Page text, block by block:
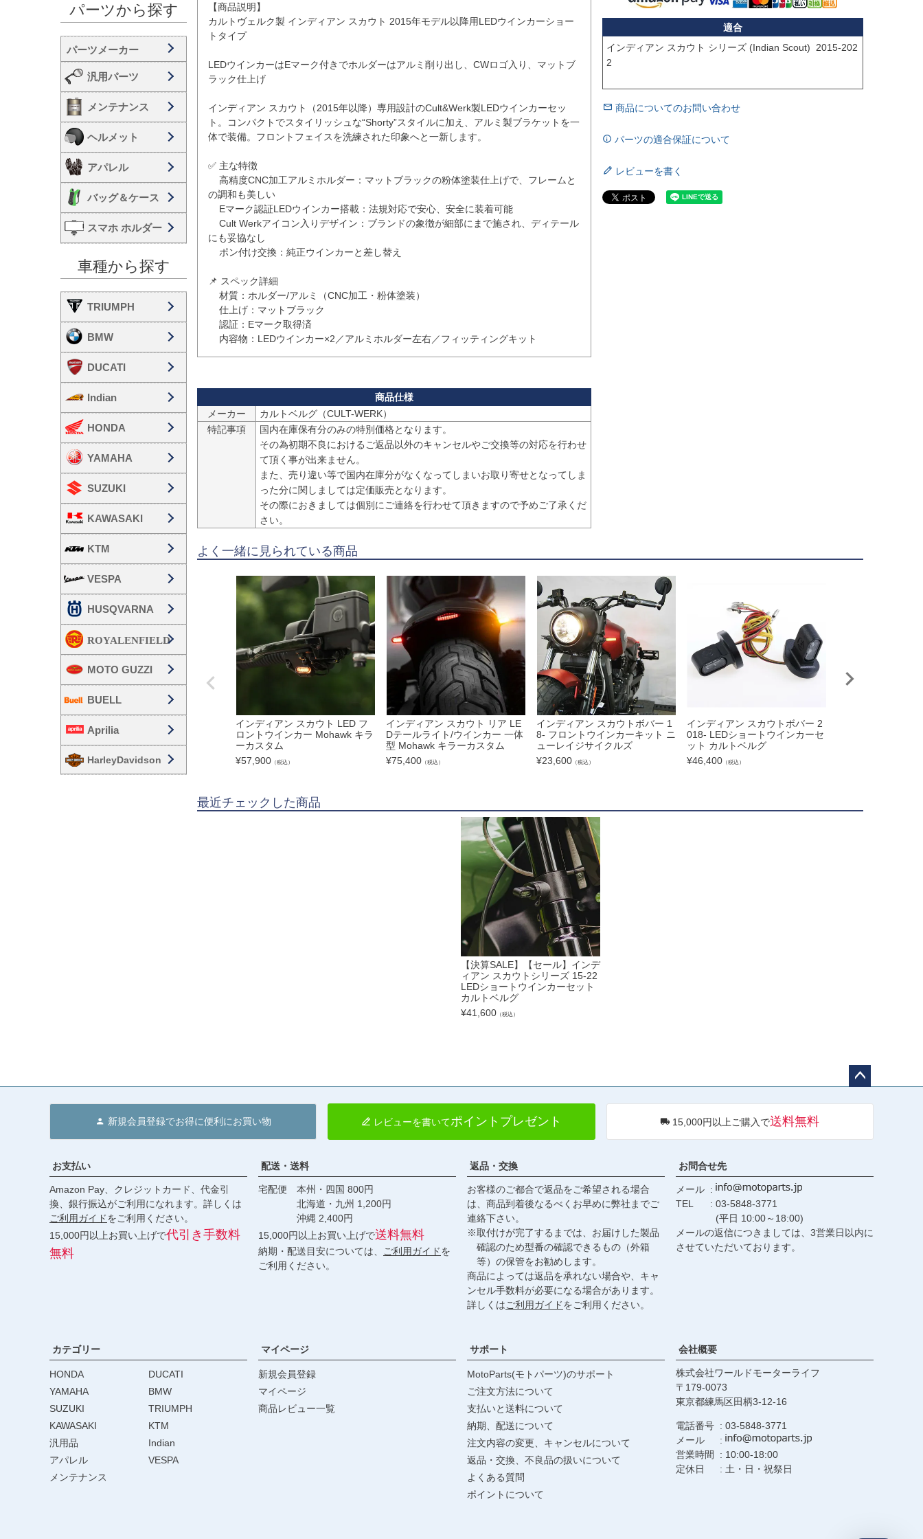
パーツから探す
汎用パーツ
メンテナンス
ヘルメット
アパレル
バッグ＆ケース
スマホ ホルダー
車種から探す
TRIUMPH
BMW
DUCATI
Indian
HONDA
YAMAHA
SUZUKI
KAWASAKI
KTM
VESPA
HUSQVARNA
MOTO GUZZI
BUELL
Aprilia
HarleyDavidson
【商品説明】
カルトヴェルク製 インディアン スカウト 2015年モデル以降用LEDウインカーショー
トタイプ
LEDウインカーはEマーク付きでホルダーはアルミ削り出し、CWロゴ入り、マットブ
ラック仕上げ
インディアン スカウト（2015年以降）専用設計のCult&Werk製LEDウインカーセッ
ト。コンパクトでスタイリッシュな“Shorty”スタイルに加え、アルミ製ブラケットを一
体で装備。フロントフェイスを洗練された印象へと一新します。
✅ 主な特徴
の調和も美しい
にも妥協なし
📌 スペック詳細
メーカー
カルトベルグ（CULT-WERK）
特記事項
国内在庫保有分のみの特別価格となります。
その為初期不良におけるご返品以外のキャンセルやご交換等の対応を行わせ
て頂く事が出来ません。
また、売り違い等で国内在庫分がなくなってしまいお取り寄せとなってしま
った分に関しましては定価販売となります。
その際におきましては個別にご連絡を行わせて頂きますので予めご了承くだ
さい。
適合
インディアン スカウト シリーズ (Indian Scout)  2015-202
2
商品についてのお問い合わせ
パーツの適合保証について
レビューを書く
よく一緒に見られている商品
インディアン スカウト LED フ
ロントウインカー Mohawk キラ
ーカスタム
¥57,900 （税込）
インディアン スカウト リア LE
Dテールライト/ウインカー 一体
型 Mohawk キラーカスタム
¥75,400 （税込）
インディアン スカウトボバー 1
8- フロントウインカーキット ニ
ューレイジサイクルズ
¥23,600 （税込）
インディアン スカウトボバー 2
018- LEDショートウインカーセ
ット カルトベルグ
¥46,400 （税込）
最近チェックした商品
【決算SALE】【セール】インデ
ィアン スカウトシリーズ 15-22
LEDショートウインカーセット
カルトベルグ
¥41,600（税込）
へ
新規会員登録でお得に便利にお買い物 レビューを書いてポイントプレゼント 15,000円以上ご購入で送料無料
お支払い
Amazon Pay、クレジットカード、代金引
換、銀行振込がご利用になれます。詳しくは
ご利用ガイドをご利用ください。
15,000円以上お買い上げで代引き手数料
無料
配送・送料
宅配便 本州・四国 800円
北海道・九州 1,200円
沖縄 2,400円
15,000円以上お買い上げで送料無料
納期・配送目安については、 ご利用ガイドを
ご利用ください。
返品・交換
お客様のご都合で返品をご希望される場合
は、商品到着後なるべくお早めに弊社までご
連絡下さい。
※取付けが完了するまでは、お届けした製品
確認のため型番の確認できるもの（外箱
等）の保管をお勧めします。
商品によっては返品を承れない場合や、キャ
ンセル手数料が必要になる場合があります。
詳しくはご利用ガイドをご利用ください。
お問合せ先
メール
TEL
03-5848-3771
(平日 10:00～18:00)
メールの返信につきましては、3営業日以内に
させていただいております。
カテゴリー
HONDA
YAMAHA
SUZUKI
KAWASAKI
汎用品
アパレル
メンテナンス
DUCATI
BMW
TRIUMPH
KTM
Indian
VESPA
マイページ
新規会員登録
マイページ
商品レビュー一覧
サポート
MotoParts(モトパーツ)のサポート
ご注文方法について
支払いと送料について
納期、配送について
注文内容の変更、キャンセルについて
返品・交換、不良品の扱いについて
よくある質問
ポイントについて
会社概要
株式会社ワールドモーターライフ
179-0073
東京都練馬区田柄3-12-16
電話番号
03-5848-3771
メール
営業時間
10:00-18:00
定休日
土・日・祝祭日